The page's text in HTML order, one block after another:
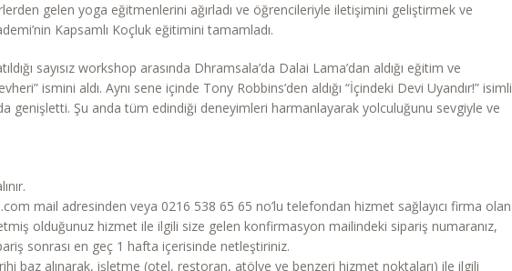
gelen yoga eğitmenlerini ağırladı ve öğrencileriyle iletişimini geliştirmek ve
Kapsamlı Koçluk eğitimini tamamladı.
sayısız workshop arasında Dhramsala’da Dalai Lama’dan aldığı eğitim ve
ismini aldı. Aynı sene içinde Tony Robbins’den aldığı “İçindeki Devi Uyandır!” isimli
genişletti. Şu anda tüm edindiği deneyimleri harmanlayarak yolculuğunu sevgiyle ve
mail adresinden veya 0216 538 65 65 no’lu telefondan hizmet sağlayıcı firma olan
olduğunuz hizmet ile ilgili size gelen konfirmasyon mailindeki sipariş numaranız,
sonrası en geç 1 hafta içerisinde netleştiriniz.
baz alınarak, işletme (otel, restoran, atölye ve benzeri hizmet noktaları) ile ilgili